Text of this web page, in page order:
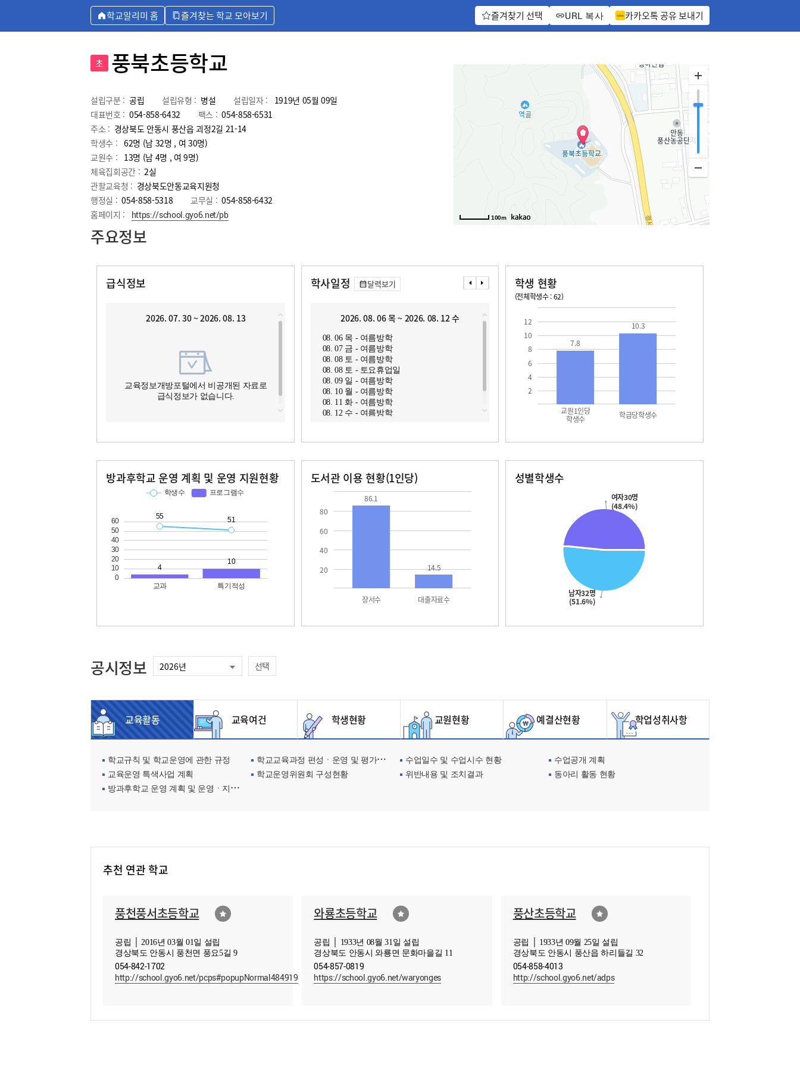
학교알리미 홈 즐겨찾는 학교 모아보기 즐겨찾기 선택 URL 복사 카카오톡 공유 보내기
초 풍북초등학교
설립구분 : 공립 설립유형 : 병설 설립일자 :
1919년 05월 09일
대표번호 : 054-858-6432 팩스 : 054-858-6531
주소 : 경상북도 안동시 풍산읍 괴정2길 21-14
학생수 : 62명 (남 32명 , 여 30명)
교원수 : 13명 (남 4명 , 여9명)
체육집회공간 : 2실
관할교육청 : 경상북도안동교육지원청
행정실 : 054-858-5318 교무실 : 054-858-6432
홈페이지 :
https://school.gyo6.net/pb 100m
주요정보
급식정보
2026. 07. 30 ~ 2026. 08. 13
교육정보개방포털에서 비공개된 자료로
급식정보가 없습니다.
학사일정 달력보기
2026. 08. 06 목 ~ 2026. 08. 12 수
08. 06 목 - 여름방학
08. 07 금 - 여름방학
08. 08 토 - 여름방학
08. 08 토 - 토요휴업일
08. 09 일 - 여름방학
08. 10 월 - 여름방학
08. 11 화 - 여름방학
08. 12 수 - 여름방학
2026. 08. 13 목 ~ 2026. 08. 19 수
08. 13 목 - 여름방학
08. 14 금 - 여름방학
08. 15 토 - 여름방학
08. 16 일 - 여름방학
08. 17 월 - 여름방학
08. 18 화 - 여름방학
08. 19 수 - 여름방학
학생 현황
(전체학생수 : 62)
2
4
6
8
10
12
교원1인당
학생수 학급당학생수
7.8
10.3
방과후학교 운영 계획 및 운영 지원현황 도서관 이용 현황(1인당)
20
40
60
80
장서수 대출자료수
86.1
14.5
성별학생수
남자32명
(51.6%)
여자30명
(48.4%)
공시정보 선택
교육활동 교육여건 학생현황 교원현황 예결산현황 학업성취사항
학교규칙 및 학교운영에 관한 규정 학교교육과정 편성ㆍ운영 및 평가에 관한 사항 수업일수 및 수업시수 현황
수업공개 계획
교육운영 특색사업 계획
학교운영위원회 구성현황 위반내용 및 조치결과
동아리 활동 현황
방과후학교 운영 계획 및 운영ㆍ지원현황
추천 연관 학교
풍천풍서초등학교
공립 │ 2016년 03월 01일 설립
경상북도 안동시 풍천면 풍요5길 9
054-842-1702
http://school.gyo6.net/pcps#popupNormal484919
와룡초등학교
공립 │ 1933년 08월 31일 설립
경상북도 안동시 와룡면 문화마을길 11
054-857-0819
https://school.gyo6.net/waryonges
풍산초등학교
공립 │ 1933년 09월 25일 설립
경상북도 안동시 풍산읍 하리들길 32
054-858-4013
http://school.gyo6.net/adps